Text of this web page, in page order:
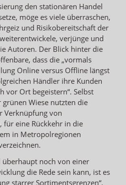
den stationären Handel
möge es viele überraschen,
und Risikobereitschaft der
verjünge und
Autoren. Der Blick hinter die
dass die „vormals
Online versus Offline längst
Händler ihre Kunden
vor Ort begeistern“. Selbst
Wiese nutzten die
Verknüpfung von
für eine Rückkehr in die
in Metropolregionen
überhaupt noch von einer
die Rede sein kann, ist es
starrer Sortimentsgrenzen“,